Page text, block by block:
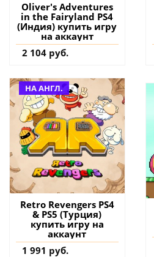
Oliver's Adventures
in the Fairyland PS4
(Индия) купить игру
на аккаунт
2 104 руб.
НА АНГЛ.
Retro Revengers PS4
& PS5 (Турция)
купить игру на
аккаунт
1 991 руб.